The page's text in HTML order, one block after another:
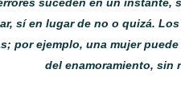
sí en lugar de no o quizá.
por ejemplo, una mujer
del enamoramiento, sin